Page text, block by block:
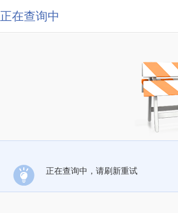
正在查询中
正在查询中，请刷新重试